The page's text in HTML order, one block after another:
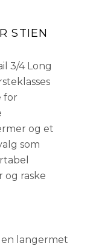
STIEN
3/4 Long
for
og et
som
raske
langermet